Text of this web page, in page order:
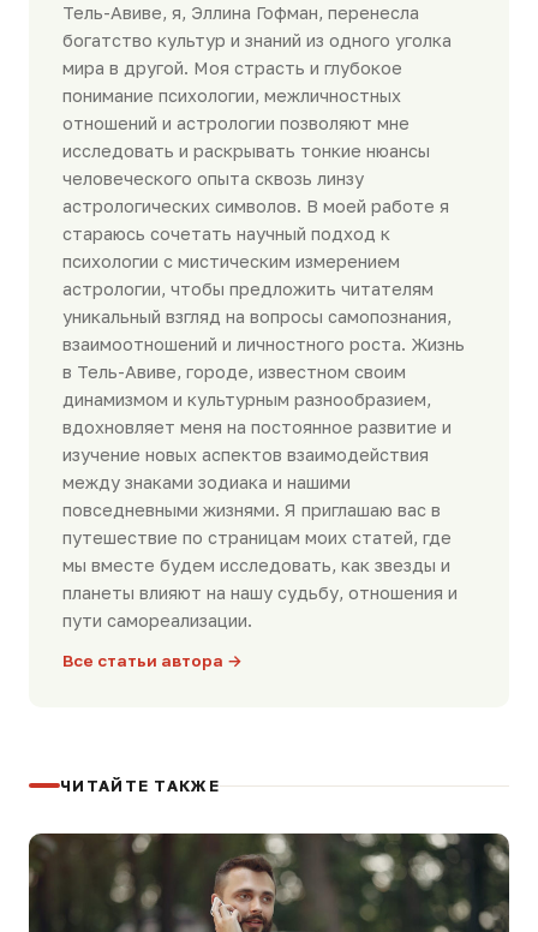
Тель-Авиве, я, Эллина Гофман, перенесла
богатство культур и знаний из одного уголка
мира в другой. Моя страсть и глубокое
понимание психологии, межличностных
отношений и астрологии позволяют мне
исследовать и раскрывать тонкие нюансы
человеческого опыта сквозь линзу
астрологических символов. В моей работе я
стараюсь сочетать научный подход к
психологии с мистическим измерением
астрологии, чтобы предложить читателям
уникальный взгляд на вопросы самопознания,
взаимоотношений и личностного роста. Жизнь
в Тель-Авиве, городе, известном своим
динамизмом и культурным разнообразием,
вдохновляет меня на постоянное развитие и
изучение новых аспектов взаимодействия
между знаками зодиака и нашими
повседневными жизнями. Я приглашаю вас в
путешествие по страницам моих статей, где
мы вместе будем исследовать, как звезды и
планеты влияют на нашу судьбу, отношения и
пути самореализации.
Все статьи автора →
ЧИТАЙТЕ ТАКЖЕ